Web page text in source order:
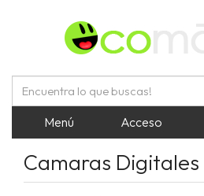
Menú Acceso
Camaras Digitales